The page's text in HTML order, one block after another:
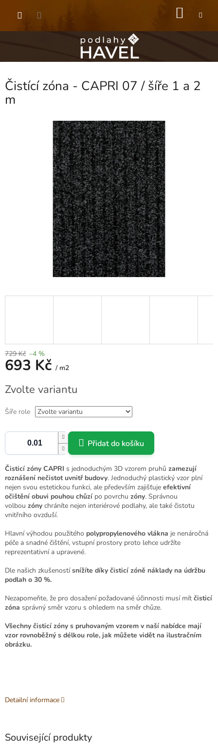
Čistící zóna - CAPRI 07 / šíře 1 a 2
m
729 Kč –4 %
693 Kč / m2
cena:
Zvolte variantu
Šíře role
Přidat do košíku
Čisticí zóny CAPRI s jednoduchým 3D vzorem pruhů zamezují
roznášení nečistot uvnitř budovy. Jednoduchý plastický vzor plní
nejen svou estetickou funkci, ale především zajišťuje efektivní
očištění obuvi pouhou chůzí po povrchu zóny. Správnou
volbou zóny chráníte nejen interiérové podlahy, ale také čistotu
vnitřního ovzduší.
Hlavní výhodou použitého polypropylenového vlákna je nenáročná
péče a snadné čištění, vstupní prostory proto lehce udržíte
reprezentativní a upravené.
Dle našich zkušeností snížíte díky čisticí zóně náklady na údržbu
podlah o 30 %.
Nezapomeňte, že pro dosažení požadované účinnosti musí mít čisticí
zóna správný směr vzoru s ohledem na směr chůze.
Všechny čisticí zóny s pruhovaným vzorem v naší nabídce mají
vzor rovnoběžný s délkou role, jak můžete vidět na ilustračním
obrázku.
Detailní informace
Související produkty